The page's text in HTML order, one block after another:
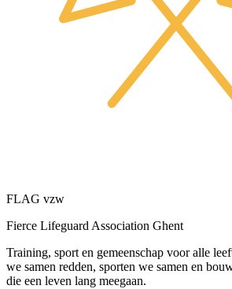
FLAG vzw
Fierce Lifeguard Association Ghent
Training, sport en gemeenschap voor alle
we samen redden, sporten we samen en
die een leven lang meegaan.